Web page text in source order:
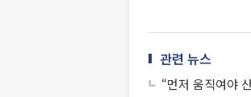
관련 뉴스
“먼저 움직여야